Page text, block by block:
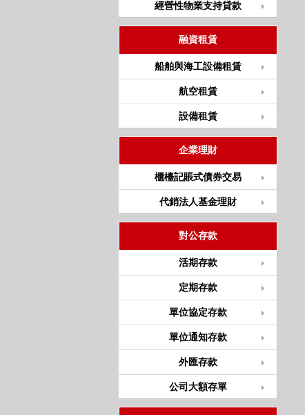
經營性物業支持貸款
融資租賃
船舶與海工設備租賃
航空租賃
設備租賃
企業理財
櫃檯記賬式債券交易
代銷法人基金理財
對公存款
活期存款
定期存款
單位協定存款
單位通知存款
外匯存款
公司大額存單